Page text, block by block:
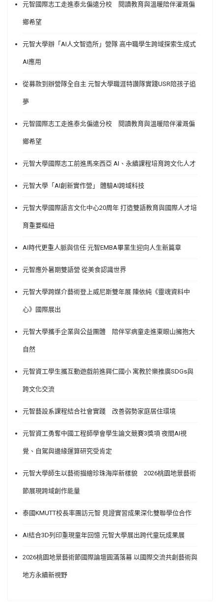
元智國際志工走進泰北偏遠分校 閱讀教育與溫暖陪伴灌溉偏
鄉希望
元智大學辦「AI人文智造所」營隊 高中職學生跨域探索生成式
AI應用
從募款到辦營隊全自主 元智大學職涯特讚隊實踐USR陪孩子追
夢
元智國際志工走進泰北偏遠分校 閱讀教育與溫暖陪伴灌溉偏
鄉希望
元智大學國際志工前進馬來西亞 AI、永續課程培育跨文化人才
元智大學「AI創新實作營」 體驗AI跨域科技
元智大學國際語言文化中心20周年 打造雙語教育與國際人才培
育重要樞紐
AI時代更重人脈與信任 元智EMBA畢業生迎向人生新篇章
元智應外暑期雙語營 從美食認識世界
元智大學跨媒介藝術登上威尼斯雙年展 陳依純《靈魂資料中
心》國際展出
元智大學攜手企業與公益團體 陪伴罕病童走進東眼山擁抱大
自然
元智資工學生攜互動遊戲前進興仁國小 寓教於樂推廣SDGs與
跨文化交流
元智藝設系課程結合社會實踐 改善弱勢家庭居住環境
元智資工勇奪中國工程師學會學生論文競賽3獎項 夜間AI視
覺、自駕與邊緣運算研究受肯定
元智大學師生以藝術描繪珍珠海岸新樣貌 2026桃園地景藝術
節展現跨域創作能量
泰國KMUTT校長率團訪元智 見證實習成果深化雙聯學位合作
AI結合3D列印重現童年回憶 元智大學展出跨代童玩成果展
2026桃園地景藝術節國際論壇圓滿落幕 以國際交流共創藝術與
地方永續新視野